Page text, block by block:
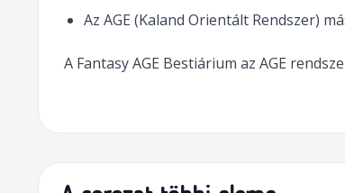
Az AGE (Kaland Orientált Rendszer)
A Fantasy AGE Bestiárium az AGE